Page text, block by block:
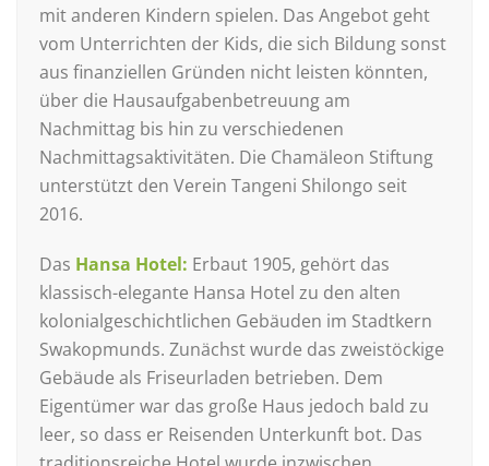
mit anderen Kindern spielen. Das Angebot geht
vom Unterrichten der Kids, die sich Bildung sonst
aus finanziellen Gründen nicht leisten könnten,
über die Hausaufgabenbetreuung am
Nachmittag bis hin zu verschiedenen
Nachmittagsaktivitäten. Die Chamäleon Stiftung
unterstützt den Verein Tangeni Shilongo seit
2016.
Das Hansa Hotel: Erbaut 1905, gehört das
klassisch-elegante Hansa Hotel zu den alten
kolonialgeschichtlichen Gebäuden im Stadtkern
Swakopmunds. Zunächst wurde das zweistöckige
Gebäude als Friseurladen betrieben. Dem
Eigentümer war das große Haus jedoch bald zu
leer, so dass er Reisenden Unterkunft bot. Das